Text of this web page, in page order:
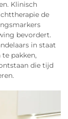
Klinisch
de
bevordert.
in staat
pakken,
die tijd